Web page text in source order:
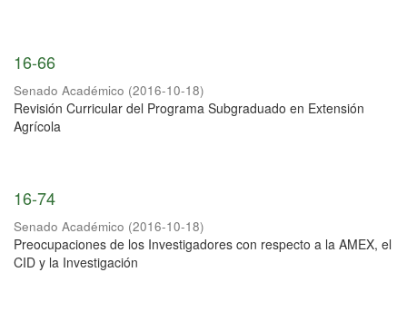
16-66
Senado Académico (2016-10-18)
Revisión Curricular del Programa Subgraduado en Extensión
Agrícola
16-74
Senado Académico (2016-10-18)
Preocupaciones de los Investigadores con respecto a la AMEX, el
CID y la Investigación